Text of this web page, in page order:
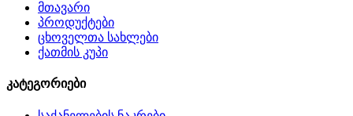
მთავარი
პროდუქტები
ცხოველთა სახლები
ქათმის კუპი
კატეგორიები